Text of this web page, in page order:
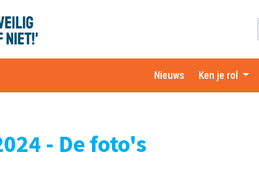
Nieuws Ken je rol
- De foto's